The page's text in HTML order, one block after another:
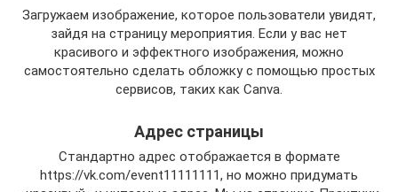
Загружаем изображение, которое пользователи увидят,
зайдя на страницу мероприятия. Если у вас нет
красивого и эффектного изображения, можно
самостоятельно сделать обложку с помощью простых
сервисов, таких как Canva.
Адрес страницы
Стандартно адрес отображается в формате
https://vk.com/event11111111, но можно придумать